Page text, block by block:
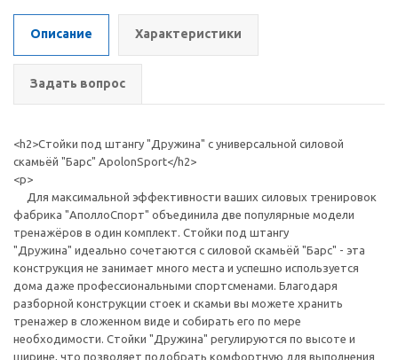
Описание Характеристики
Задать вопрос
<h2>Стойки под штангу "Дружина" с универсальной силовой
скамьёй "Барс" ApolonSport</h2>
<p>
Для максимальной эффективности ваших силовых тренировок
фабрика "АполлоСпорт" объединила две популярные модели
тренажёров в один комплект. Стойки под штангу
"Дружина" идеально сочетаются с силовой скамьёй "Барс" - эта
конструкция не занимает много места и успешно используется
дома даже профессиональными спортсменами. Благодаря
разборной конструкции стоек и скамьи вы можете хранить
тренажер в сложенном виде и собирать его по мере
необходимости. Стойки "Дружина" регулируются по высоте и
ширине, что позволяет подобрать комфортную для выполнения